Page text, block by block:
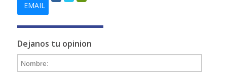
EMAIL
Dejanos tu opinion